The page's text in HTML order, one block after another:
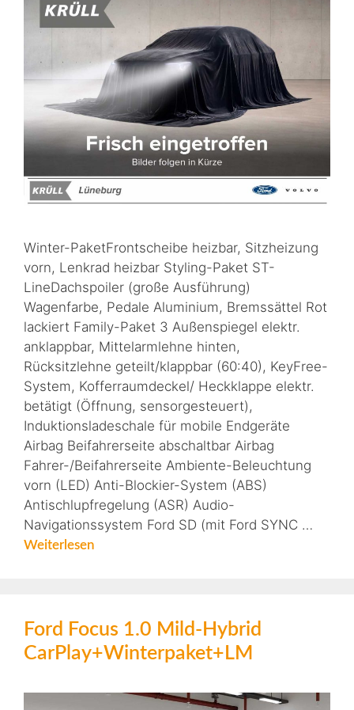
Winter-PaketFrontscheibe heizbar, Sitzheizung
vorn, Lenkrad heizbar Styling-Paket ST-
LineDachspoiler (große Ausführung)
Wagenfarbe, Pedale Aluminium, Bremssättel Rot
lackiert Family-Paket 3 Außenspiegel elektr.
anklappbar, Mittelarmlehne hinten,
Rücksitzlehne geteilt/klappbar (60:40), KeyFree-
System, Kofferraumdeckel/ Heckklappe elektr.
betätigt (Öffnung, sensorgesteuert),
Induktionsladeschale für mobile Endgeräte
Airbag Beifahrerseite abschaltbar Airbag
Fahrer-/Beifahrerseite Ambiente-Beleuchtung
vorn (LED) Anti-Blockier-System (ABS)
Antischlupfregelung (ASR) Audio-
Navigationssystem Ford SD (mit Ford SYNC …
Weiterlesen
Ford Focus 1.0 Mild-Hybrid
CarPlay+Winterpaket+LM